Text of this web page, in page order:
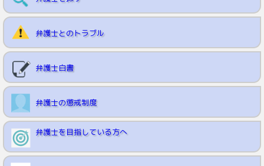
弁護士とのトラブル
弁護士白書
弁護士の懲戒制度
弁護士を目指している方へ